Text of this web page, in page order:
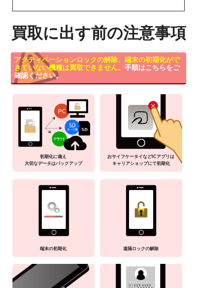
買取に出す前の注意事項
アクティベーションロックの解除、端末の初期化がで
きていない機種は買取できません。 手順はこちらをご
確認ください。
初期化に備え
大切なデータはバックアップ
おサイフケータイなどICアプリは
キャリアショップにて初期化
端末の初期化 遠隔ロックの解除